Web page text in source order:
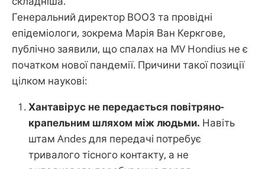
Генеральний директор ВООЗ та провідні
епідеміологи, зокрема Марія Ван Керкгове,
публічно заявили, що спалах на MV Hondius не є
початком нової пандемії. Причини такої позиції
цілком наукові:
Хантавірус не передається повітряно-
крапельним шляхом між людьми. Навіть
штам Andes для передачі потребує
тривалого тісного контакту, а не